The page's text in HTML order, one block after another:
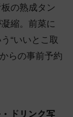
の熟成タン
縮。前菜に
“いいとこ取
からの事前予約
ドリンク写